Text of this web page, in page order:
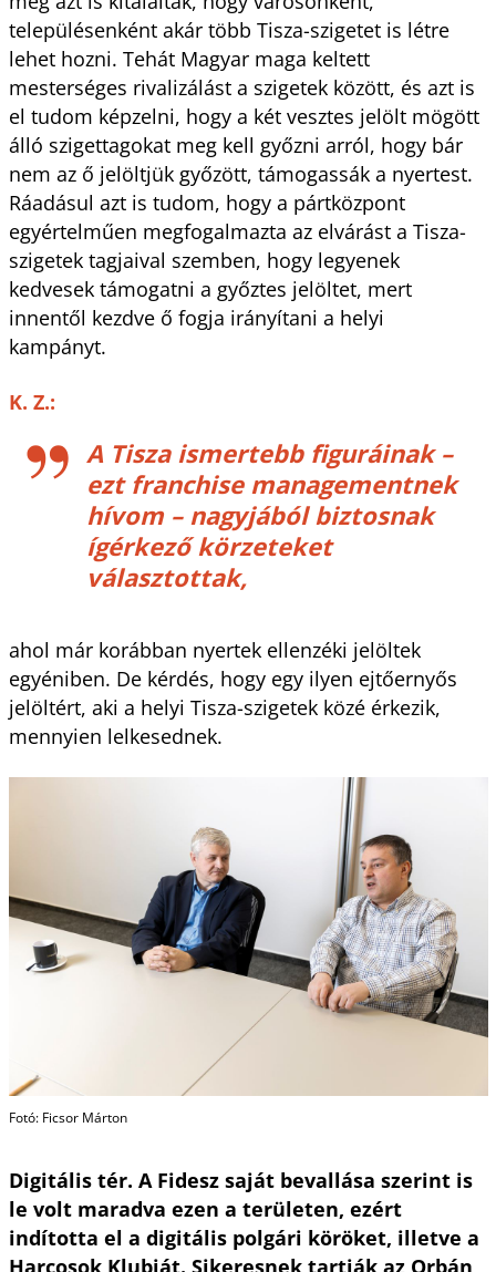
településenként akár több Tisza-szigetet is létre
lehet hozni. Tehát Magyar maga keltett
mesterséges rivalizálást a szigetek között, és azt is
el tudom képzelni, hogy a két vesztes jelölt mögött
álló szigettagokat meg kell győzni arról, hogy bár
nem az ő jelöltjük győzött, támogassák a nyertest.
Ráadásul azt is tudom, hogy a pártközpont
egyértelműen megfogalmazta az elvárást a Tisza-
szigetek tagjaival szemben, hogy legyenek
kedvesek támogatni a győztes jelöltet, mert
innentől kezdve ő fogja irányítani a helyi
kampányt.
K. Z.:
A Tisza ismertebb figuráinak –
ezt franchise managementnek
hívom – nagyjából biztosnak
ígérkező körzeteket
választottak,
ahol már korábban nyertek ellenzéki jelöltek
egyéniben. De kérdés, hogy egy ilyen ejtőernyős
jelöltért, aki a helyi Tisza-szigetek közé érkezik,
mennyien lelkesednek.
Fotó: Ficsor Márton
Digitális tér. A Fidesz saját bevallása szerint is
le volt maradva ezen a területen, ezért
indította el a digitális polgári köröket, illetve a
Harcosok Klubját. Sikeresnek tartják az Orbán